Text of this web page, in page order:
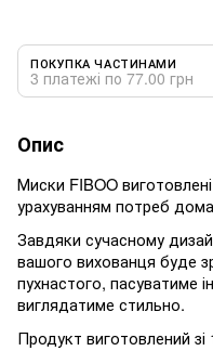
ПОКУПКА ЧАСТИНАМИ
3 платежі по 77.00 грн
Опис
Миски FIBOO виготовлені
урахуванням потреб
Завдяки сучасному
вашого вихованця буде
пухнастого, пасуватиме
виглядатиме стильно.
Продукт виготовлений